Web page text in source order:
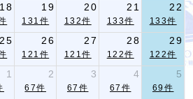
18 19 20 21 22
131件 132件 133件 133件
25 26 27 28 29
121件 121件 122件 122件
1 2 3 4 5
67件 67件 67件 69件